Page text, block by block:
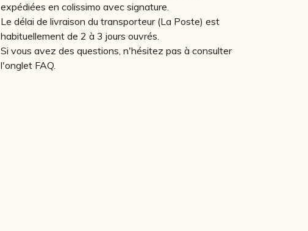
expédiées en colissimo avec signature.
Le délai de livraison du transporteur (La Poste) est
habituellement de 2 à 3 jours ouvrés.
Si vous avez des questions, n'hésitez pas à consulter
l'onglet FAQ.